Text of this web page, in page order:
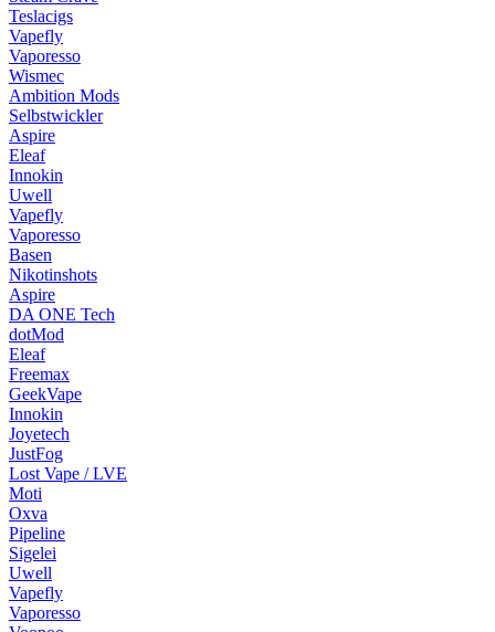
Teslacigs
Vapefly
Vaporesso
Wismec
Ambition Mods
Selbstwickler
Aspire
Eleaf
Innokin
Uwell
Vapefly
Vaporesso
Basen
Nikotinshots
Aspire
DA ONE Tech
dotMod
Eleaf
Freemax
GeekVape
Innokin
Joyetech
JustFog
Lost Vape / LVE
Moti
Oxva
Pipeline
Sigelei
Uwell
Vapefly
Vaporesso